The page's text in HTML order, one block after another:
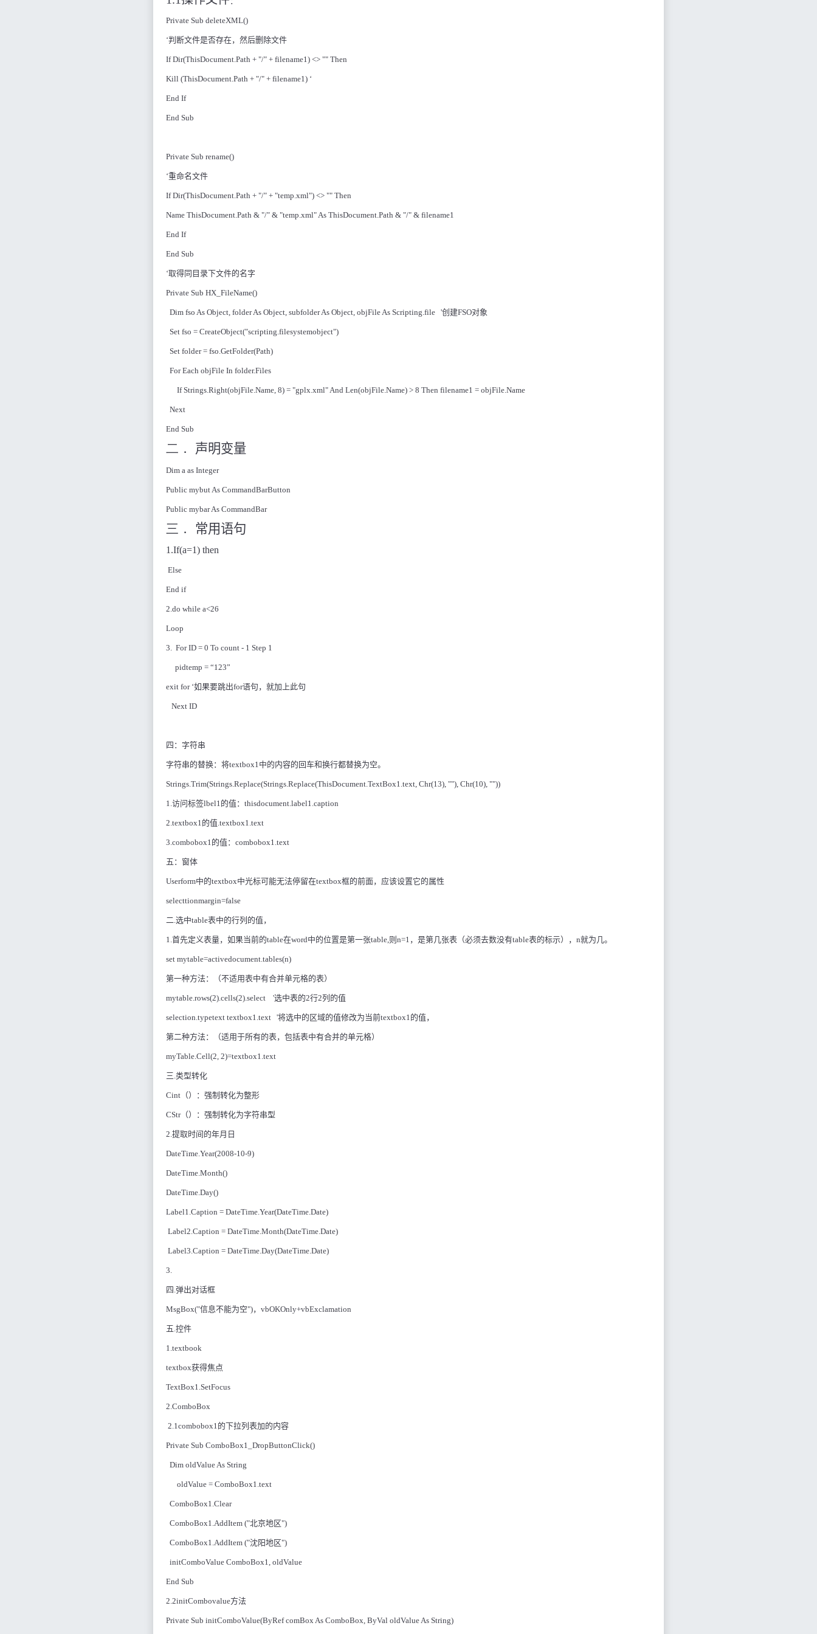
Private Sub deleteXML()
‘判断文件是否存在，然后删除文件
If Dir(ThisDocument.Path + "/" + filename1) <> "" Then
Kill (ThisDocument.Path + "/" + filename1) ‘
End If
End Sub
Private Sub rename()
‘重命名文件
If Dir(ThisDocument.Path + "/" + "temp.xml") <> "" Then
Name ThisDocument.Path & "/" & "temp.xml" As ThisDocument.Path & "/" & filename1
End If
End Sub
‘取得同目录下文件的名字
Private Sub HX_FileName()
Dim fso As Object, folder As Object, subfolder As Object, objFile As Scripting.file '创建FSO对象
Set fso = CreateObject("scripting.filesystemobject")
Set folder = fso.GetFolder(Path)
For Each objFile In folder.Files
If Strings.Right(objFile.Name, 8) = "gplx.xml" And Len(objFile.Name) > 8 Then filename1 = objFile.Name
Next
End Sub
二． 声明变量
Dim a as Integer
Public mybut As CommandBarButton
Public mybar As CommandBar
三． 常用语句
1.If(a=1) then
Else
End if
2.do while a<26
Loop
3. For ID = 0 To count - 1 Step 1
pidtemp = “123”
exit for ‘如果要跳出for语句，就加上此句
Next ID
四：字符串
字符串的替换：将textbox1中的内容的回车和换行都替换为空。
Strings.Trim(Strings.Replace(Strings.Replace(ThisDocument.TextBox1.text, Chr(13), ""), Chr(10), ""))
1.访问标签lbel1的值： thisdocument.label1.caption
2.textbox1的值.textbox1.text
3.combobox1的值： combobox1.text
五：窗体
Userform中的textbox中光标可能无法停留在textbox框的前面，应该设置它的属性
selecttionmargin=false
二.选中table表中的行列的值，
1.首先定义表量，如果当前的table在word中的位置是第一张table,则 n=1 ，是第几张表（必须去数没有table表的标示）， n就为几。
set mytable=activedocument.tables(n)
第一种方法：（不适用表中有合并单元格的表）
mytable.rows(2).cells(2).select '选中表的2行2列的值
selection.typetext textbox1.text '将选中的区域的值修改为当前textbox1的值，
第二种方法：（适用于所有的表，包括表中有合并的单元格）
myTable.Cell(2, 2)=textbox1.text
三.类型转化
Cint （）：强制转化为整形
CStr（）：强制转化为字符串型
2.提取时间的年月日
DateTime.Year(2008-10-9)
DateTime.Month()
DateTime.Day()
Label1.Caption = DateTime.Year(DateTime.Date)
Label2.Caption = DateTime.Month(DateTime.Date)
Label3.Caption = DateTime.Day(DateTime.Date)
3.
四 .弹出对话框
MsgBox("信息不能为空")， vbOKOnly+vbExclamation
五.控件
1.textbook
textbox获得焦点
TextBox1.SetFocus
2.ComboBox
2.1combobox1的下拉列表加的内容
Private Sub ComboBox1_DropButtonClick()
Dim oldValue As String
oldValue = ComboBox1.text
ComboBox1.Clear
ComboBox1.AddItem ("北京地区")
ComboBox1.AddItem ("沈阳地区")
initComboValue ComboBox1, oldValue
End Sub
2.2initCombovalue方法
Private Sub initComboValue(ByRef comBox As ComboBox, ByVal oldValue As String)